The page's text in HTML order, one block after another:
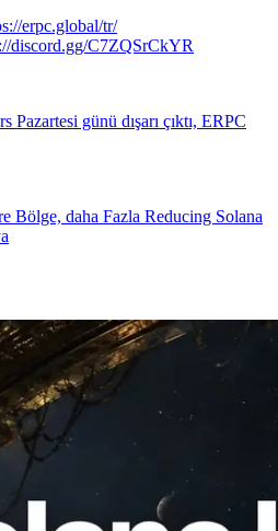
erpc.global/tr/
discord.gg/C7ZQSrCkYR
günü dışarı çıktı, ERPC
Bölge, daha Fazla Reducing Solana